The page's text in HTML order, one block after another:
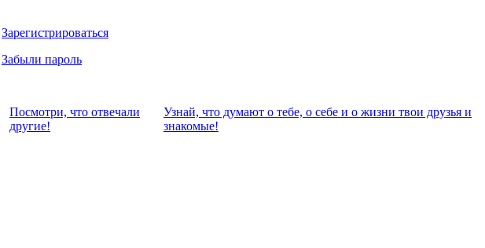
Зарегистрироваться
Забыли пароль
Посмотри, что отвeчали
другие!
Узнай, что думают о тебе, о себе и о жизни твои друзья и
знакомые!